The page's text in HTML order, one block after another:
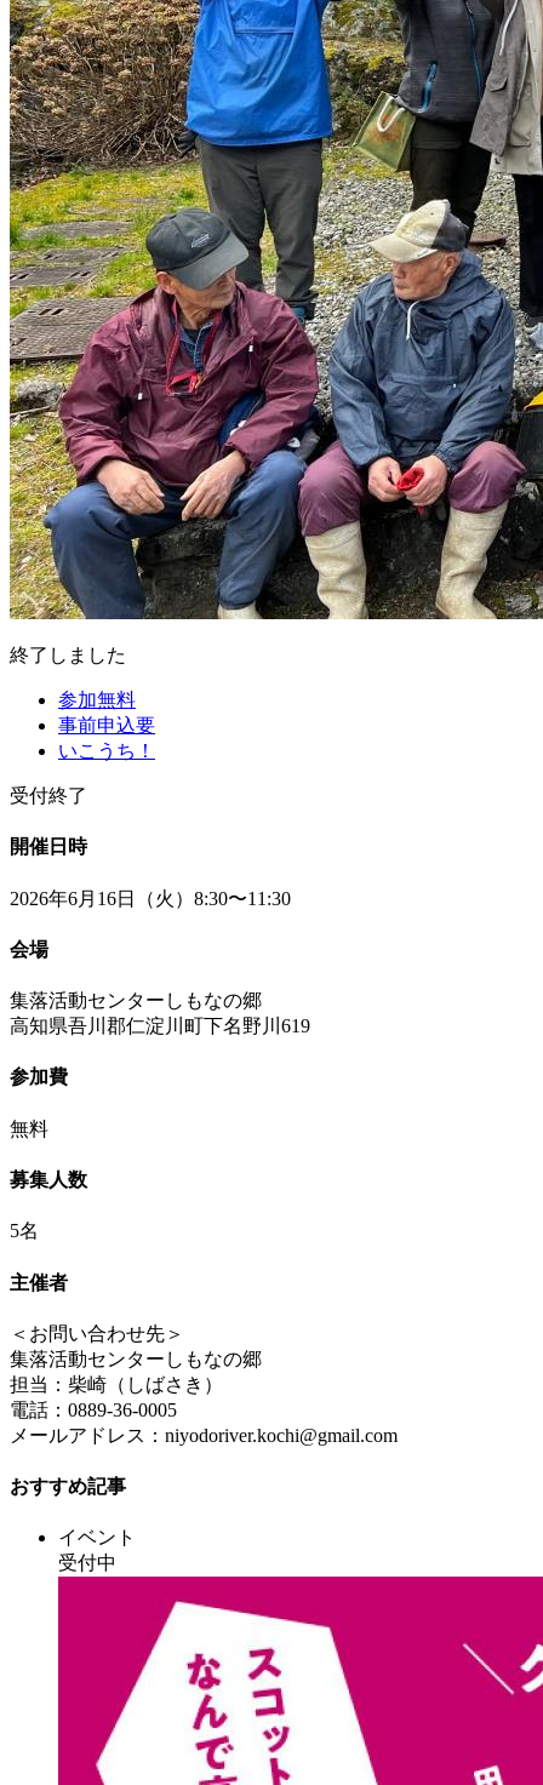
終了しました
参加無料
事前申込要
いこうち！
受付終了
開催日時
2026年6月16日（火）8:30〜11:30
会場
集落活動センターしもなの郷
高知県吾川郡仁淀川町下名野川619
参加費
無料
募集人数
5名
主催者
＜お問い合わせ先＞
集落活動センターしもなの郷
担当：柴崎（しばさき）
電話：0889-36-0005
メールアドレス：niyodoriver.kochi@gmail.com
おすすめ記事
イベント
受付中